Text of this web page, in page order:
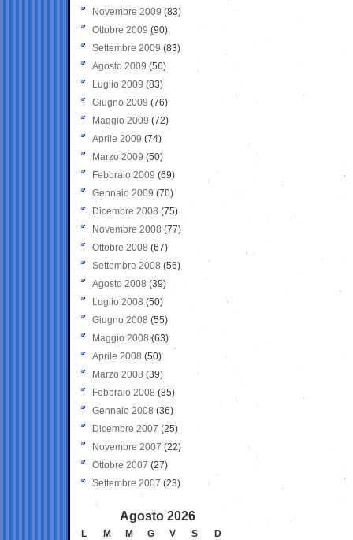
Novembre 2009 (83)
Ottobre 2009 (90)
Settembre 2009 (83)
Agosto 2009 (56)
Luglio 2009 (83)
Giugno 2009 (76)
Maggio 2009 (72)
Aprile 2009 (74)
Marzo 2009 (50)
Febbraio 2009 (69)
Gennaio 2009 (70)
Dicembre 2008 (75)
Novembre 2008 (77)
Ottobre 2008 (67)
Settembre 2008 (56)
Agosto 2008 (39)
Luglio 2008 (50)
Giugno 2008 (55)
Maggio 2008(63)
Aprile 2008 (50)
Marzo 2008 (39)
Febbraio 2008 (35)
Gennaio 2008 (36)
Dicembre 2007 (25)
Novembre 2007 (22)
Ottobre 2007 (27)
Settembre 2007 (23)
Agosto 2026
L M M G V S
D